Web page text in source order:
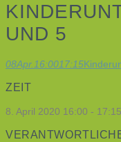
UND 5
08Apr. 16:0017:15
ZEIT
8. April 2020 16:00 - 17:15